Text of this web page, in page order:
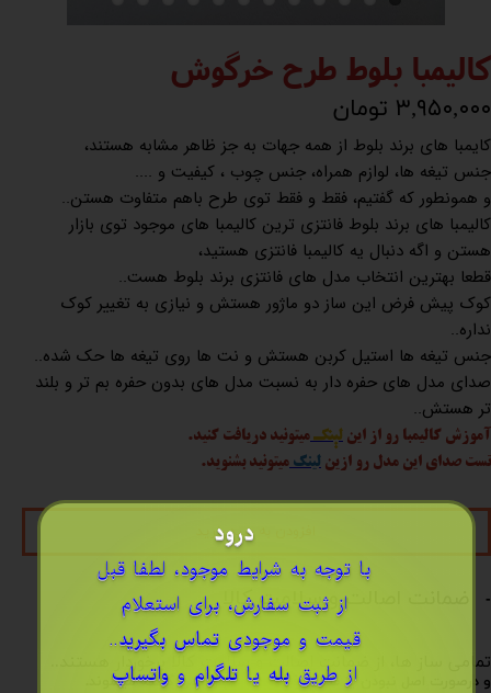
کالیمبا بلوط طرح خرگوش
۳,۹۵۰,۰۰۰ تومان
کایمبا های برند بلوط از همه جهات به جز ظاهر مشابه هستند،
جنس تیغه ها، لوازم همراه، جنس چوب ، کیفیت و ....
و همونطور که گفتیم، فقط و فقط توی طرح باهم متفاوت هستن..
کالیمبا های برند بلوط فانتزی ترین کالیمبا های موجود توی بازار
هستن و اگه دنبال یه کالیمبا فانتزی هستید،
قطعا بهترین انتخاب مدل های فانتزی برند بلوط هست..
کوک پیش فرض این ساز دو ماژور هستش و نیازی به تغییر کوک
نداره..
جنس تیغه ها استیل کربن هستش و نت ها روی تیغه ها حک شده..
صدای مدل های حفره دار به نسبت مدل های بدون حفره بم تر و بلند
تر هستش..
آموزش کالیمبا رو از این لینکمیتونید دریافت کنید.
تست صدای این مدل رو ازین لینکمیتونید بشنوید.
افزودن به سبد خرید
ضمانت اصالت و سلامت کالا
تمامی ساز ها، از ضمانت اصالت و سلامت کالا برخوردار هستند..
و درصورت اصل نبودن یا مشکل فیزیکی در ساز، پس گرفته میشوند.
درود
​با توجه به شرایط موجود، لطفا قبل
از ثبت سفارش، برای استعلام
قیمت و موجودی تماس بگیرید..
از طریق بله یا تلگرام و واتساپ